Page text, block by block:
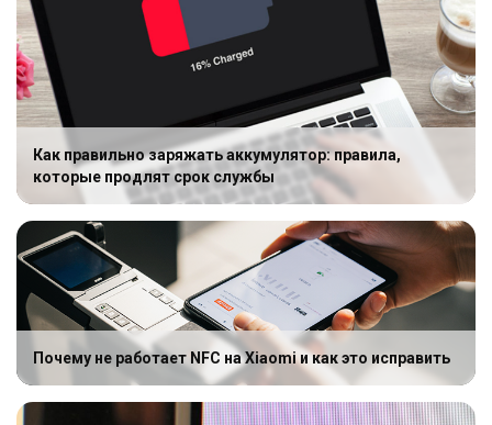
Как правильно заряжать аккумулятор: правила,
которые продлят срок службы
Почему не работает NFC на Xiaomi и как это исправить